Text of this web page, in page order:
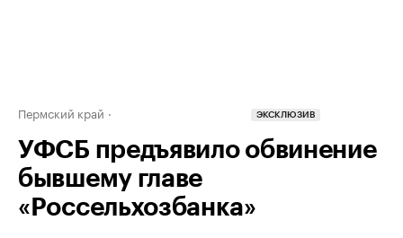
Пермский край ЭКСКЛЮЗИВ
УФСБ предъявило обвинение
бывшему главе
«Россельхозбанка»